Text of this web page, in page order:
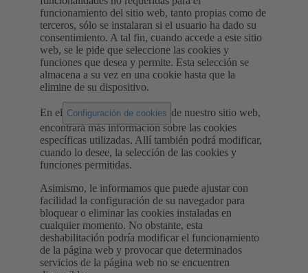
funcionamiento del sitio web, tanto propias como de
terceros, sólo se instalaran si el usuario ha dado su
consentimiento. A tal fin, cuando accede a este sitio
web, se le pide que seleccione las cookies y
funciones que desea y permite. Esta selección se
almacena a su vez en una cookie hasta que la
elimine de su dispositivo.
En el Configuración de cookies de nuestro sitio web,
encontrará más información sobre las cookies
específicas utilizadas. Allí también podrá modificar,
cuando lo desee, la selección de las cookies y
funciones permitidas.
Asimismo, le informamos que puede ajustar con
facilidad la configuración de su navegador para
bloquear o eliminar las cookies instaladas en
cualquier momento. No obstante, esta
deshabilitación podría modificar el funcionamiento
de la página web y provocar que determinados
servicios de la página web no se encuentren